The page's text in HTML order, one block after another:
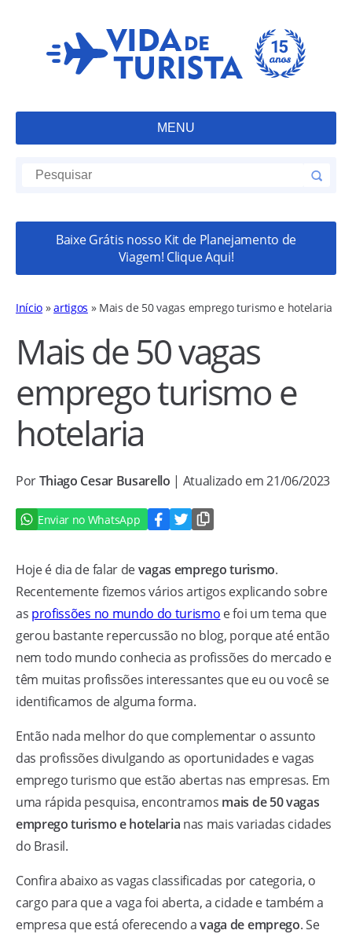
MENU
Baixe Grátis nosso Kit de Planejamento de
Viagem! Clique Aqui!
Início »artigos » Mais de 50 vagas emprego turismo e hotelaria
Mais de 50 vagas
emprego turismo e
hotelaria
PorThiago Cesar Busarello | Atualizado em 21/06/2023
Enviar no WhatsApp
Hoje é dia de falar devagas emprego turismo.
Recentemente fizemos vários artigos explicando sobre
as profissões no mundo do turismo e foi um tema que
gerou bastante repercussão no blog, porque até então
nem todo mundo conhecia as profissões do mercado e
têm muitas profissões interessantes que eu ou você se
identificamos de alguma forma.
Então nada melhor do que complementar o assunto
das profissões divulgando as oportunidades e vagas
emprego turismo que estão abertas nas empresas. Em
uma rápida pesquisa, encontramos mais de 50 vagas
emprego turismo e hotelaria nas mais variadas cidades
do Brasil.
Confira abaixo as vagas classificadas por categoria, o
cargo para que a vaga foi aberta, a cidade e também a
empresa que está oferecendo avaga de emprego. Se